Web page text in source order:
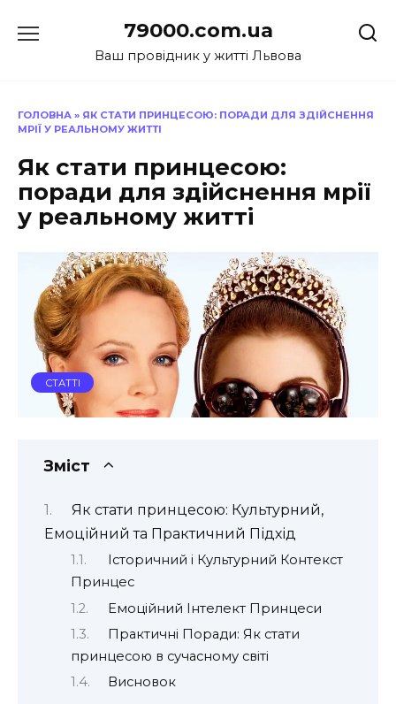
до
79000.com.ua
Ваш провідник у житті Львова
ГОЛОВНА » ЯК СТАТИ ПРИНЦЕСОЮ: ПОРАДИ ДЛЯ ЗДІЙСНЕННЯ
МРІЇ У РЕАЛЬНОМУ ЖИТТІ
Як стати принцесою:
поради для здійснення мрії
у реальному житті
СТАТТІ
Зміст
Як стати принцесою: Культурний,
Емоційний та Практичний Підхід
Історичний і Культурний Контекст
Принцес
Емоційний Інтелект Принцеси
Практичні Поради: Як стати
принцесою в сучасному світі
Висновок